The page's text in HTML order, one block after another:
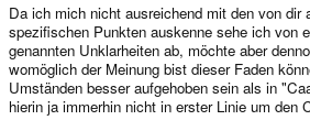
Da ich mich nicht ausreichend mit den von dir
spezifischen Punkten auskenne sehe ich von
genannten Unklarheiten ab, möchte aber
womöglich der Meinung bist dieser Faden
Umständen besser aufgehoben sein als in
hierin ja immerhin nicht in erster Linie um den